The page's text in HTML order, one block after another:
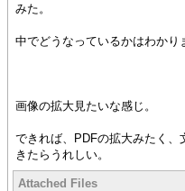
みた。
中でどうなっているかはわかり
画像の拡大見たいな感じ。
できれば、PDFの拡大みたく
きたらうれしい。
Attached Files